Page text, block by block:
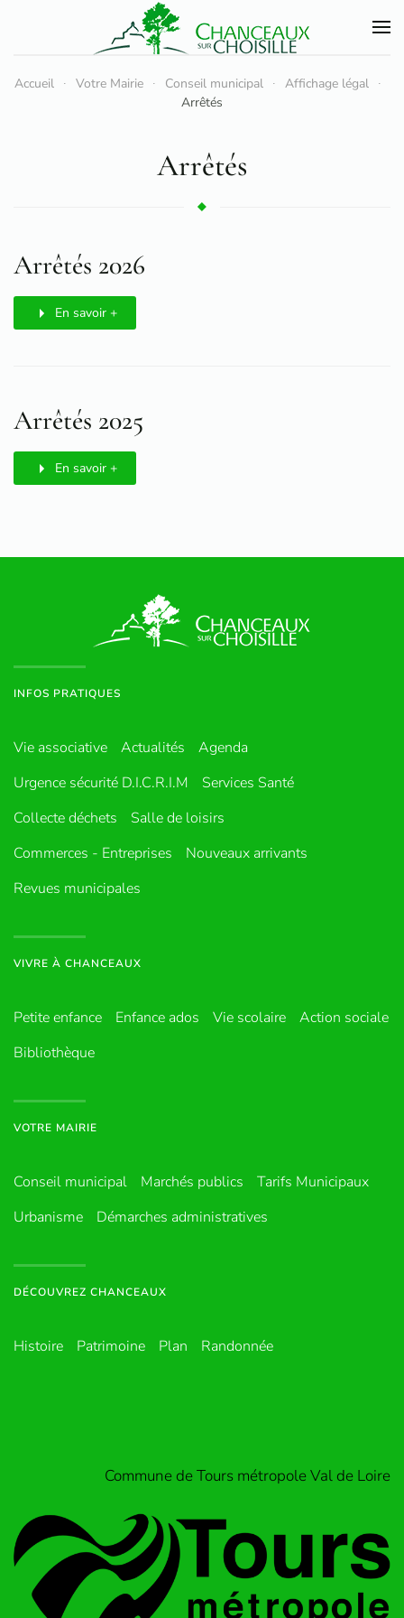
Accéder au contenu principal
Accueil Votre Mairie Conseil municipal
Affichage légal
Arrêtés
Arrêtés
Arrêtés 2026
En savoir +
Arrêtés 2025
En savoir +
INFOS PRATIQUES
Vie associative Actualités
Agenda
Urgence sécurité D.I.C.R.I.M
Services Santé
Collecte déchets
Salle de loisirs
Commerces - Entreprises
Nouveaux arrivants
Revues municipales
VIVRE À CHANCEAUX
Petite enfance Enfance ados Vie scolaire
Action sociale
Bibliothèque
VOTRE MAIRIE
Conseil municipal Marchés publics
Tarifs Municipaux
Urbanisme
Démarches administratives
DÉCOUVREZ CHANCEAUX
Histoire Patrimoine Plan Randonnée
Commune de Tours métropole Val de Loire